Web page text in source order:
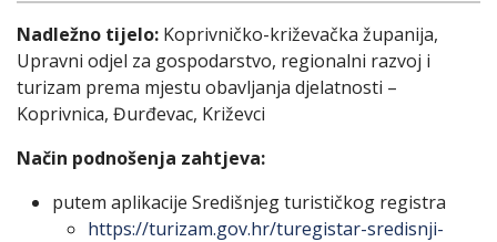
Nadležno tijelo: Koprivničko-križevačka županija,
Upravni odjel za gospodarstvo, regionalni razvoj i
turizam prema mjestu obavljanja djelatnosti –
Koprivnica, Đurđevac, Križevci
Način podnošenja zahtjeva:
putem aplikacije Središnjeg turističkog registra
https://turizam.gov.hr/turegistar-sredisnji-